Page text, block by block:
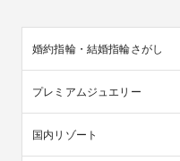
婚約指輪・結婚指輪さがし
プレミアムジュエリー
国内リゾート